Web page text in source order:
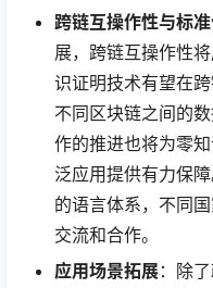
跨链互操作性与标
展，跨链互操作性
识证明技术有望在
不同区块链之间的
作的推进也将为零
泛应用提供有力保
的语言体系，不同
交流和合作。
应用场景拓展：除